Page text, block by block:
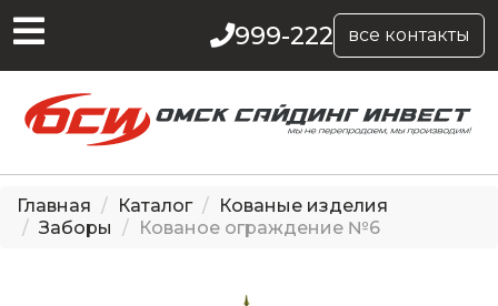
999-222 все контакты
Главная Каталог
Кованые изделия
Заборы
Кованое ограждение №6